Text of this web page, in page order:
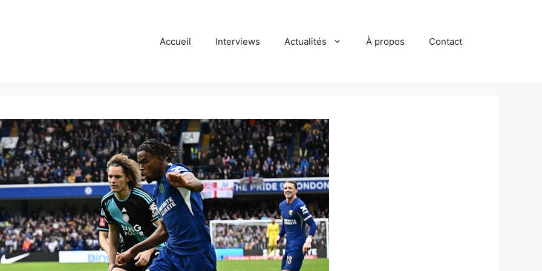
Accueil Interviews Actualités À propos Contact